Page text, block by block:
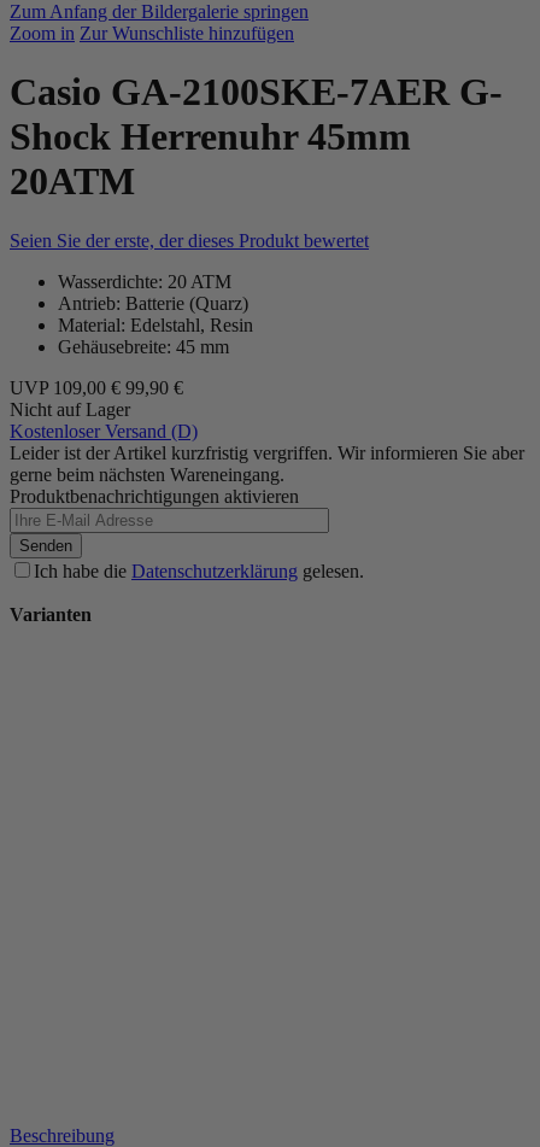
Zum Anfang der Bildergalerie springen
Zoom in Zur Wunschliste hinzufügen
Casio GA-2100SKE-7AER G-
Shock Herrenuhr 45mm
20ATM
Seien Sie der erste, der dieses Produkt bewertet
Wasserdichte: 20 ATM
Antrieb: Batterie (Quarz)
Material: Edelstahl, Resin
Gehäusebreite: 45 mm
UVP 109,00 € 99,90 €
Nicht auf Lager
Kostenloser Versand (D)
Leider ist der Artikel kurzfristig vergriffen. Wir informieren Sie aber
gerne beim nächsten Wareneingang.
Produktbenachrichtigungen aktivieren
Senden
Ich habe die Datenschutzerklärung gelesen.
Varianten
Beschreibung